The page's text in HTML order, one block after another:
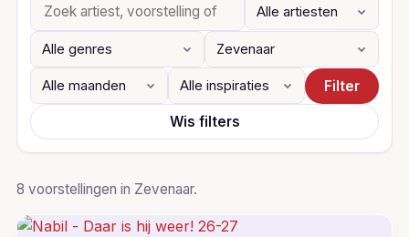
Filter
Wis filters
8 voorstellingen in Zevenaar.